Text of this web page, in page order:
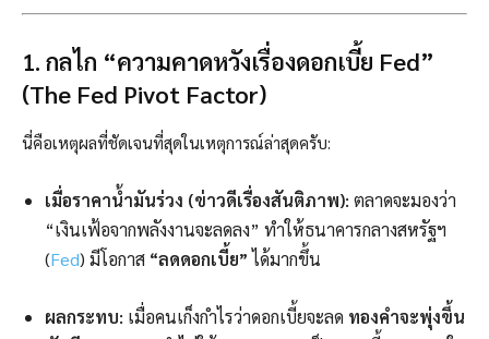
1. กลไก “ความคาดหวังเรื่องดอกเบี้ย Fed”
(The Fed Pivot Factor)
นี่คือเหตุผลที่ชัดเจนที่สุดในเหตุการณ์ล่าสุดครับ:
เมื่อราคาน้ำมันร่วง (ข่าวดีเรื่องสันติภาพ): ตลาดจะมองว่า
“เงินเฟ้อจากพลังงานจะลดลง” ทำให้ธนาคารกลางสหรัฐฯ
(Fed) มีโอกาส “ลดดอกเบี้ย”ได้มากขึ้น
ผลกระทบ: เมื่อคนเก็งกำไรว่าดอกเบี้ยจะลด ทองคำจะพุ่งขึ้น